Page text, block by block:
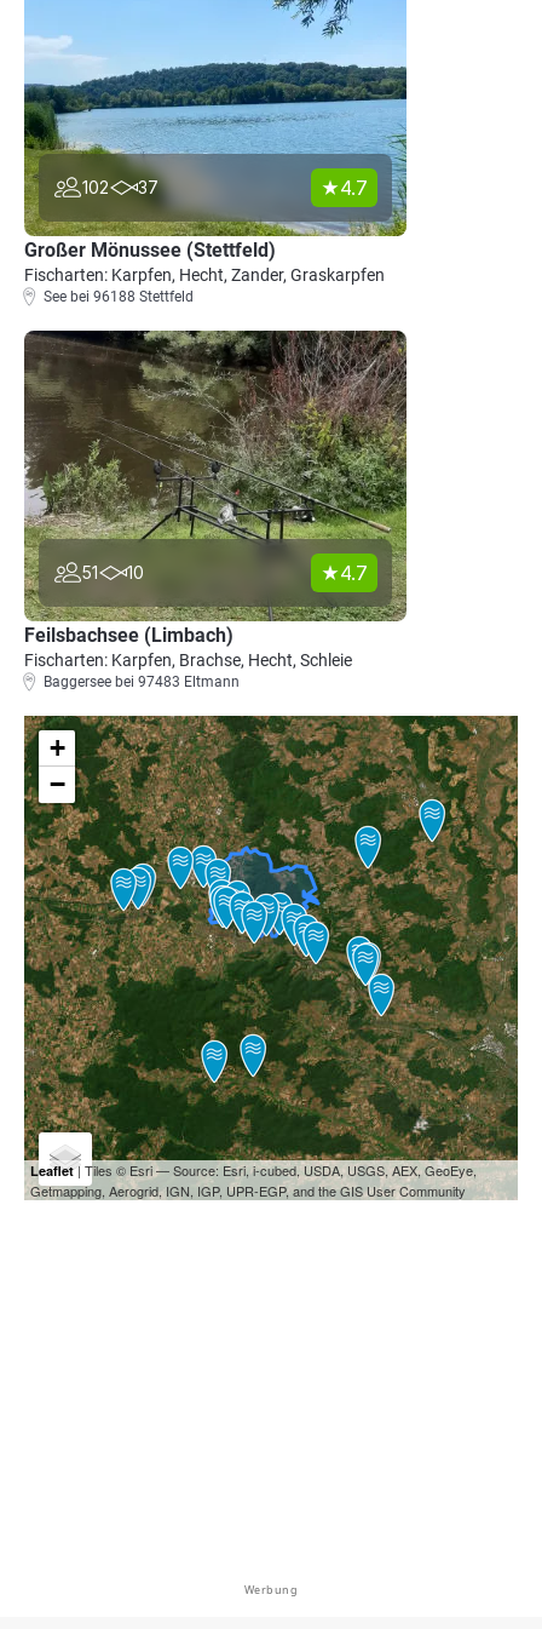
102 37 4.7
Großer Mönussee (Stettfeld)
Fischarten: Karpfen, Hecht, Zander, Graskarpfen
See bei 96188 Stettfeld
51 10 4.7
Feilsbachsee (Limbach)
Fischarten: Karpfen, Brachse, Hecht, Schleie
Baggersee bei 97483 Eltmann
+
−
Leaflet| Tiles © Esri — Source: Esri, i-cubed, USDA, USGS, AEX, GeoEye,
Getmapping, Aerogrid, IGN, IGP, UPR-EGP, and the GIS User Community
Werbung